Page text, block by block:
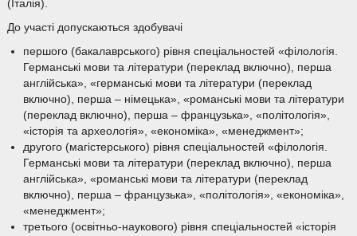
(Італія).
До участі допускаються здобувачі
першого (бакалаврського) рівня спеціальностей «філологія.
Германські мови та літератури (переклад включно), перша
англійська», «германські мови та літератури (переклад
включно), перша – німецька», «романські мови та літератури
(переклад включно), перша – французька», «політологія»,
«історія та археологія», «економіка», «менеджмент»;
другого (магістерського) рівня спеціальностей «філологія.
Германські мови та літератури (переклад включно), перша
англійська», «романські мови та літератури (переклад
включно), перша – французька», «політологія», «економіка»,
«менеджмент»;
третього (освітньо-наукового) рівня спеціальностей «історія